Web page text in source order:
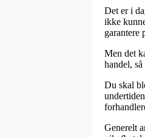
Det er i
ikke
garantere
Men det
handel,
Du skal
Generelt